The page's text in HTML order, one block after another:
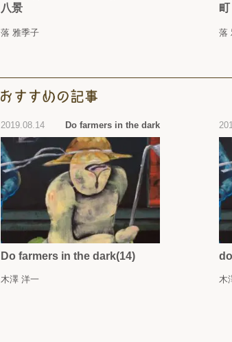
八景
落 雅季子
町
落
2019.08.14 Do farmers in the dark
Do farmers in the dark(14)
木澤 洋一 木